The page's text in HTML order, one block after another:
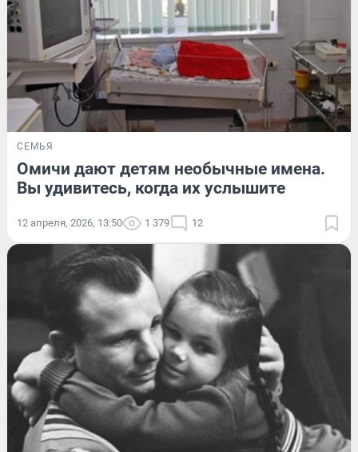
СЕМЬЯ
Омичи дают детям необычные имена.
Вы удивитесь, когда их услышите
12 апреля, 2026, 13:50 1 379 12